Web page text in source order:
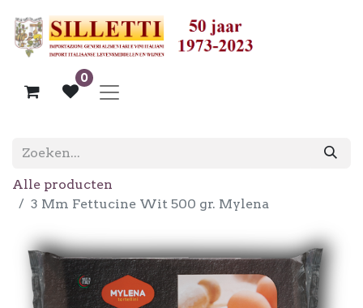
0
Alle producten
3 Mm Fettucine Wit 500 gr. Mylena